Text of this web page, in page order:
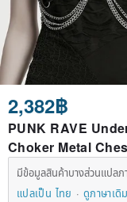
2,382฿
PUNK RAVE
Choker Metal
มีข้อมูลสินค้าบางส่วนแปลภ
แปลเป็น ไทย
ดูภาษาเดิ